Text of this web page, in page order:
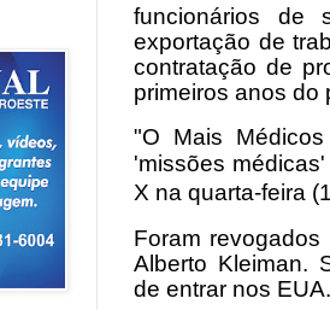
funcionários de
exportação de
contratação de
primeiros anos do
"O Mais
'missões
X na quarta-feira
Foram
Alberto Kleiman.
de entrar nos EUA.